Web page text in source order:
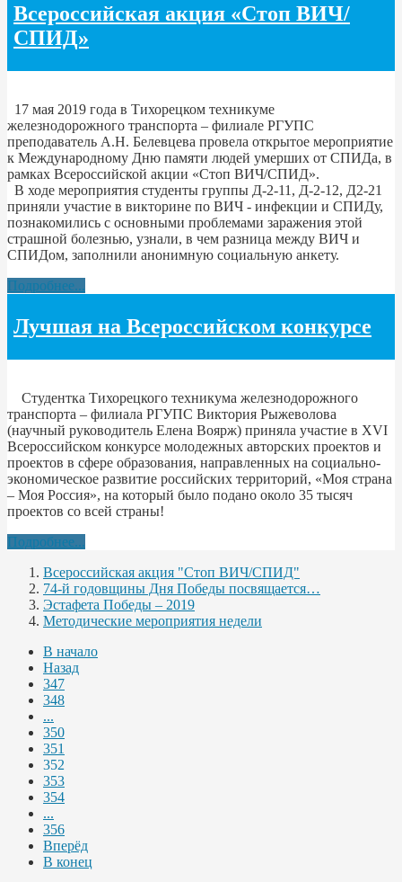
Всероссийская акция «Стоп ВИЧ/
СПИД»
17 мая 2019 года в Тихорецком техникуме
железнодорожного транспорта – филиале РГУПС
преподаватель А.Н. Белевцева провела открытое мероприятие
к Международному Дню памяти людей умерших от СПИДа, в
рамках Всероссийской акции «Стоп ВИЧ/СПИД».
В ходе мероприятия студенты группы Д-2-11, Д-2-12, Д2-21
приняли участие в викторине по ВИЧ - инфекции и СПИДу,
познакомились с основными проблемами заражения этой
страшной болезнью, узнали, в чем разница между ВИЧ и
СПИДом, заполнили анонимную социальную анкету.
Подробнее...
Лучшая на Всероссийском конкурсе
Студентка Тихорецкого техникума железнодорожного
транспорта – филиала РГУПС Виктория Рыжеволова
(научный руководитель Елена Воярж) приняла участие в XVІ
Всероссийском конкурсе молодежных авторских проектов и
проектов в сфере образования, направленных на социально-
экономическое развитие российских территорий, «Моя страна
– Моя Россия», на который было подано около 35 тысяч
проектов со всей страны!
Подробнее...
Всероссийская акция "Стоп ВИЧ/СПИД"
74-й годовщины Дня Победы посвящается…
Эстафета Победы – 2019
Методические мероприятия недели
В начало
Назад
347
348
...
350
351
352
353
354
...
356
Вперёд
В конец